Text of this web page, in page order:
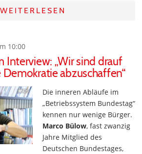
WEITERLESEN
10:00
Interview: „Wir sind drauf
abzuschaffen“
Die inneren Abläufe im
„Betriebssystem Bundestag“
kennen nur wenige Bürger.
Marco Bülow, fast zwanzig
Jahre Mitglied des
Deutschen Bundestages,